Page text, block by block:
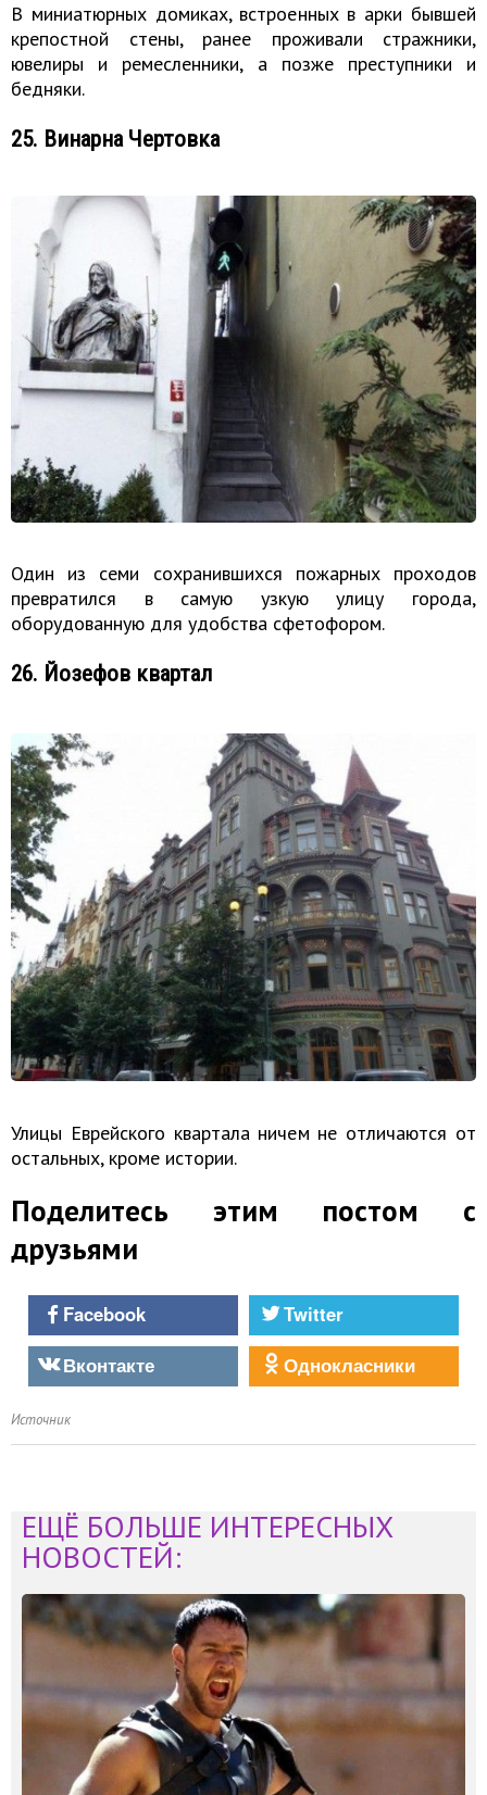
В миниатюрных домиках, встроенных в арки бывшей
крепостной стены, ранее проживали стражники,
ювелиры и ремесленники, а позже преступники и
бедняки.
25. Винарна Чертовка
Один из семи сохранившихся пожарных проходов
превратился в самую узкую улицу города,
оборудованную для удобства сфетофором.
26. Йозефов квартал
Улицы Еврейского квартала ничем не отличаются от
остальных, кроме истории.
Поделитесь этим постом с
друзьями
Facebook
Twitter
Вконтакте
Однокласники
Источник
ЕЩЁ БОЛЬШЕ ИНТЕРЕСНЫХ
НОВОСТЕЙ: